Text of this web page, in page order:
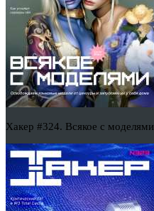
Хакер #324. Всякое с моделями